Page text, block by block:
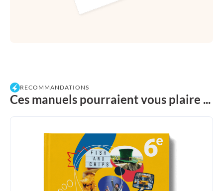
RECOMMANDATIONS
Ces manuels pourraient vous plaire ...